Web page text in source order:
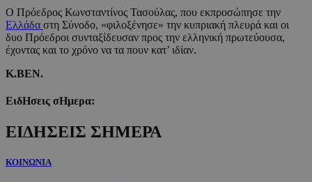
Ο Πρόεδρος Κωνσταντίνος Τασούλας, που εκπροσώπησε την
Ελλάδα στη Σύνοδο, «φιλοξένησε» την κυπριακή πλευρά και οι
δυο Πρόεδροι συνταξίδευσαν προς την ελληνική πρωτεύουσα,
έχοντας και το χρόνο να τα πουν κατ’ ιδίαν.
Κ.ΒΕΝ.
ΕιδΗσεις σΗμερα:
ΕΙΔΗΣΕΙΣ ΣΗΜΕΡΑ
ΚΟΙΝΩΝΙΑ